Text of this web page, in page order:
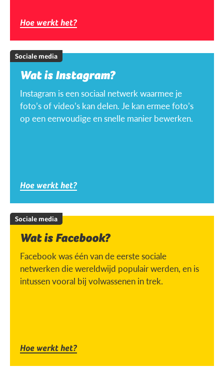
Hoe werkt het?
Sociale media
Wat is Instagram?
Instagram is een sociaal netwerk waarmee je
foto’s of video’s kan delen. Je kan ermee foto’s
op een eenvoudige en snelle manier bewerken.
Hoe werkt het?
Sociale media
Wat is Facebook?
Facebook was één van de eerste sociale
netwerken die wereldwijd populair werden, en is
intussen vooral bij volwassenen in trek.
Hoe werkt het?